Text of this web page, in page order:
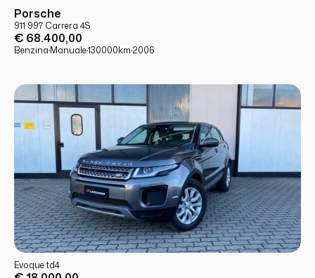
USATO
Porsche
911 997 Carrera 4S
€ 68.400,00
Benzina·Manuale·130000km·2006
USATO
Evoque td4